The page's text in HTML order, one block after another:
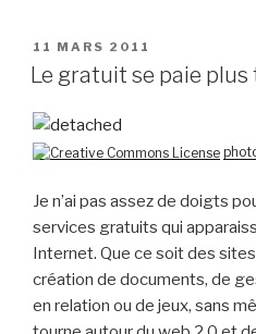
PUBLIÉ
LE
11 MARS 2011
Le gratuit se paie plus
Je n’ai pas assez de doigts
services gratuits qui
Internet. Que ce soit des
création de documents, de
en relation ou de jeux, sans